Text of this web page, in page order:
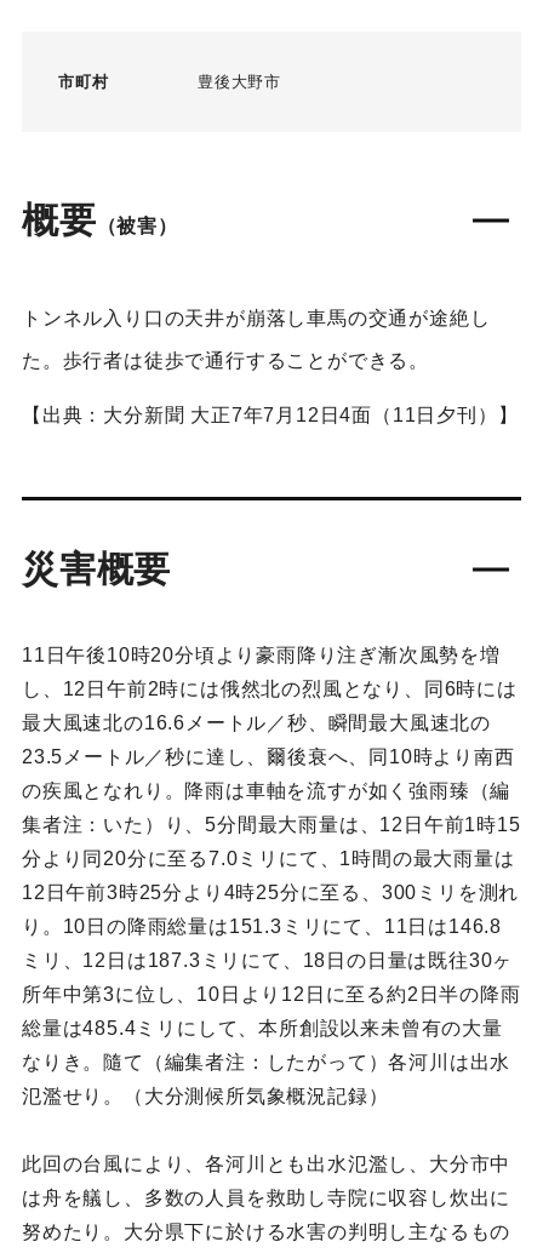
市町村 豊後大野市
概要 （被害）
トンネル入り口の天井が崩落し車馬の交通が途絶し
た。歩行者は徒歩で通行することができる。
【出典：大分新聞 大正7年7月12日4面（11日夕刊）】
災害概要
11日午後10時20分頃より豪雨降り注ぎ漸次風勢を増
し、12日午前2時には俄然北の烈風となり、同6時には
最大風速北の16.6メートル／秒、瞬間最大風速北の
23.5メートル／秒に達し、爾後衰へ、同10時より南西
の疾風となれり。降雨は車軸を流すが如く強雨臻（編
集者注：いた）り、5分間最大雨量は、12日午前1時15
分より同20分に至る7.0ミリにて、1時間の最大雨量は
12日午前3時25分より4時25分に至る、300ミリを測れ
り。10日の降雨総量は151.3ミリにて、11日は146.8
ミリ、12日は187.3ミリにて、18日の日量は既往30ヶ
所年中第3に位し、10日より12日に至る約2日半の降雨
総量は485.4ミリにして、本所創設以来未曾有の大量
なりき。隨て（編集者注：したがって）各河川は出水
氾濫せり。（大分測候所気象概況記録）
此回の台風により、各河川とも出水氾濫し、大分市中
は舟を艤し、多数の人員を救助し寺院に収容し炊出に
努めたり。大分県下に於ける水害の判明し主なるもの